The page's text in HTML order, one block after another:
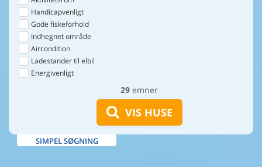
29 emner
VIS HUSE
Handicapvenligt
Gode fiskeforhold
Indhegnet område
Aircondition
Ladestander til elbil
Energivenligt
SIMPEL SØGNING